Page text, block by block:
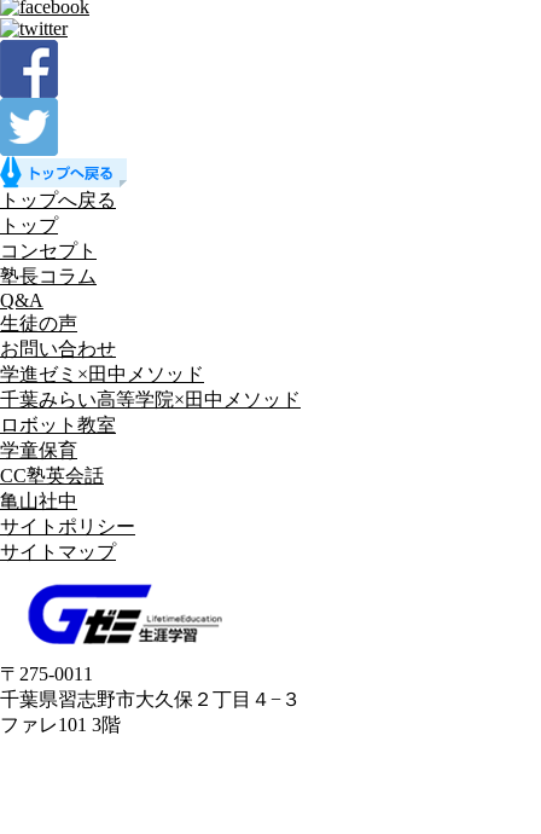
トップへ戻る
トップ
コンセプト
塾長コラム
Q&A
生徒の声
お問い合わせ
学進ゼミ×田中メソッド
千葉みらい高等学院×田中メソッド
ロボット教室
学童保育
CC塾英会話
亀山社中
サイトポリシー
サイトマップ
〒275-0011
千葉県習志野市大久保２丁目４−３
ファレ101 3階